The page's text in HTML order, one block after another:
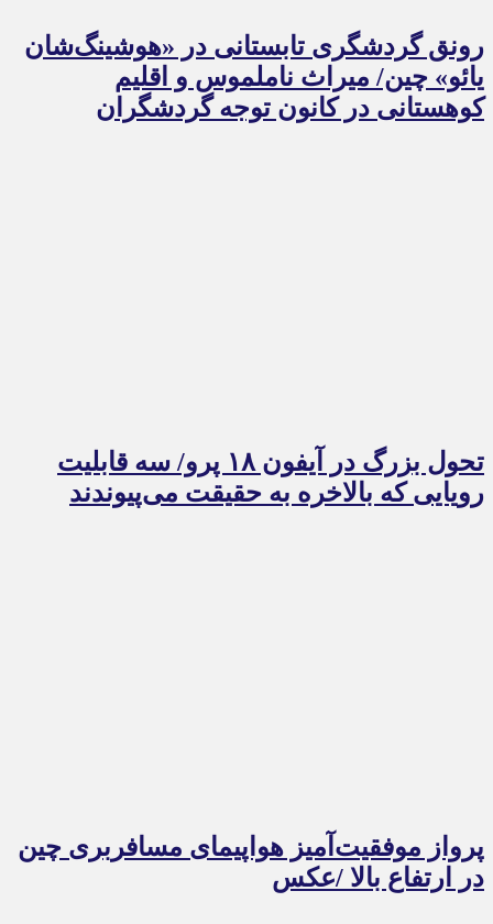
رونق گردشگری تابستانی در «هوشینگ‌شان
یائو» چین/ میراث ناملموس و اقلیم
کوهستانی در کانون توجه گردشگران
تحول بزرگ در آیفون ۱۸ پرو/ سه قابلیت
رویایی که بالاخره به حقیقت می‌پیوندند
پرواز موفقیت‌آمیز هواپیمای مسافربری چین
در ارتفاع بالا /عکس